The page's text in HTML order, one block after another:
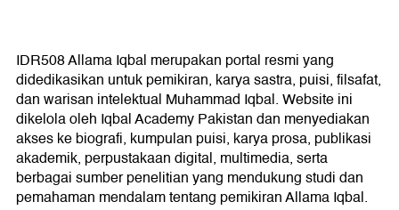
IDR508 Allama Iqbal merupakan portal resmi yang
didedikasikan untuk pemikiran, karya sastra, puisi, filsafat,
dan warisan intelektual Muhammad Iqbal. Website ini
dikelola oleh Iqbal Academy Pakistan dan menyediakan
akses ke biografi, kumpulan puisi, karya prosa, publikasi
akademik, perpustakaan digital, multimedia, serta
berbagai sumber penelitian yang mendukung studi dan
pemahaman mendalam tentang pemikiran Allama Iqbal.